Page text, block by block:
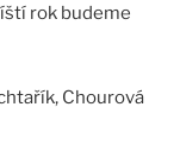
rok budeme
Chourová